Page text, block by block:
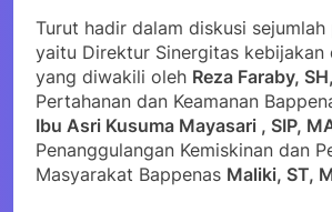
Turut hadir dalam diskusi sejumlah
yaitu Direktur Sinergitas kebijakan
yang diwakili oleh Reza Faraby,
Pertahanan dan Keamanan
Ibu Asri Kusuma Mayasari , SIP,
Penanggulangan Kemiskinan dan
Masyarakat Bappenas Maliki, ST,